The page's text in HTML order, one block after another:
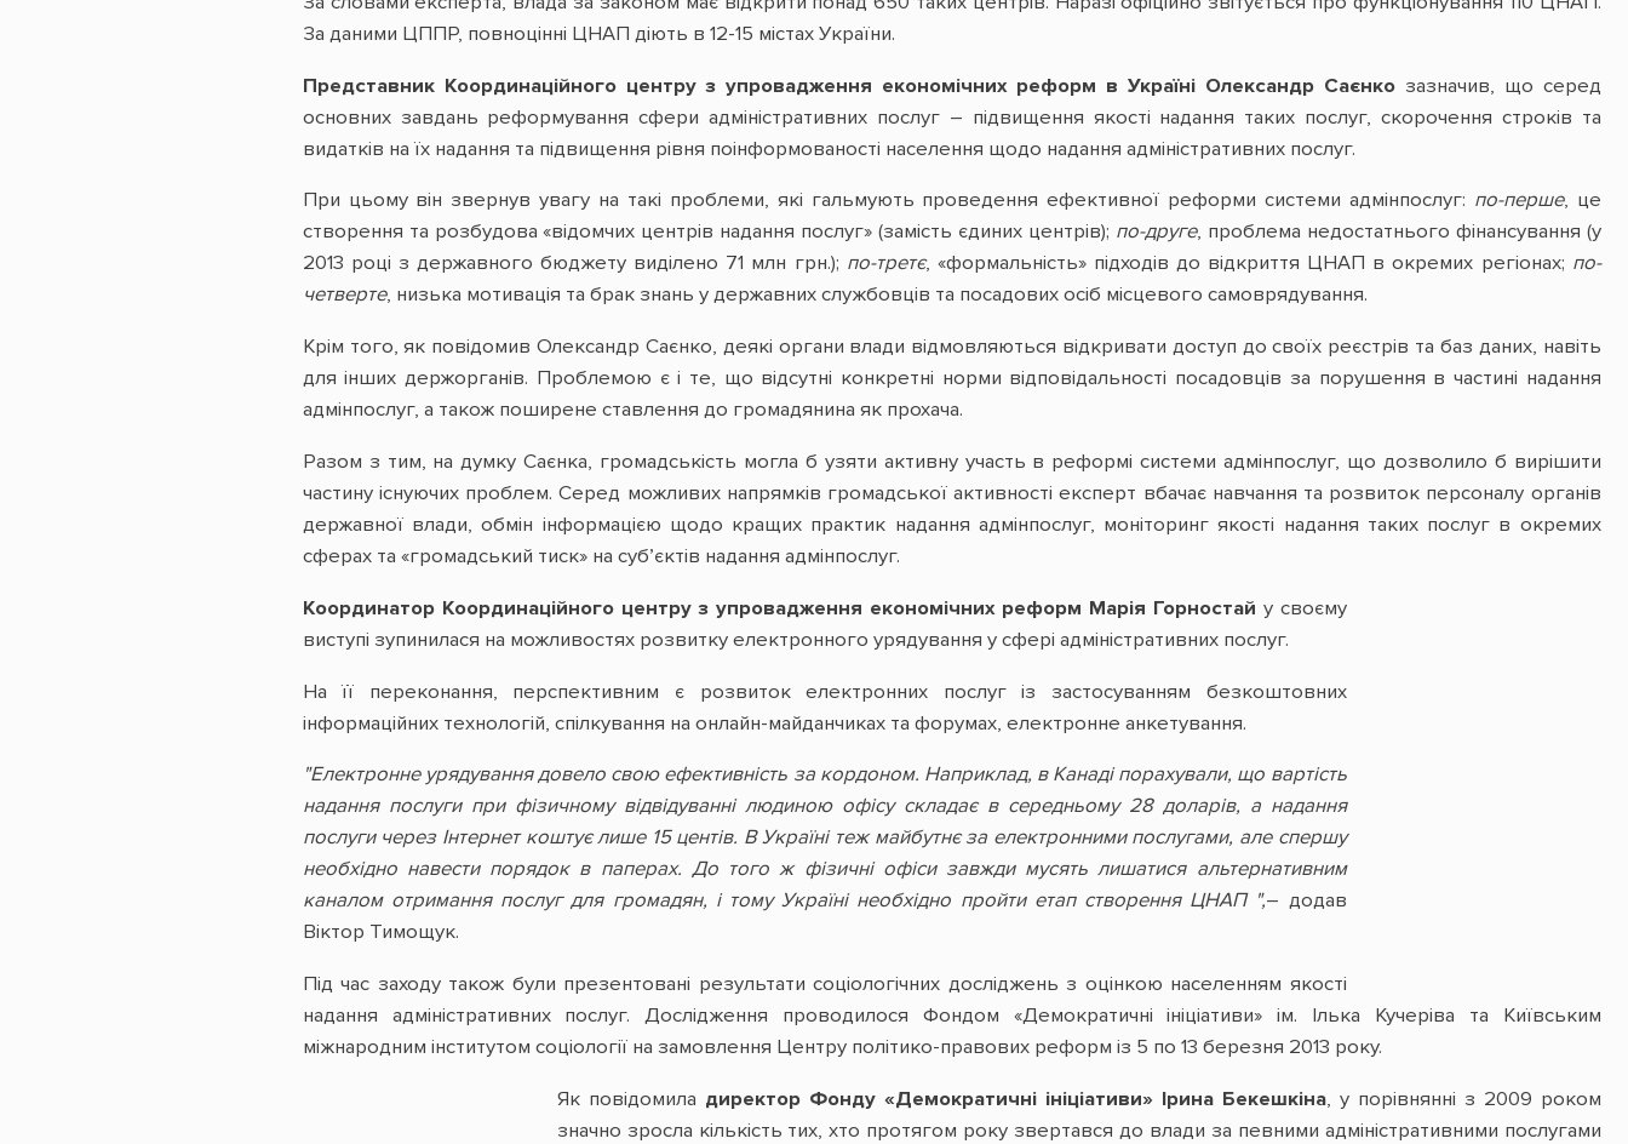
За даними ЦППР, повноцінні ЦНАП діють в 12-15 містах України.
Представник Координаційного центру з упровадження економічних реформ в Україні Олександр Саєнко зазначив, що серед
основних завдань реформування сфери адміністративних послуг – підвищення якості надання таких послуг, скорочення строків та
видатків на їх надання та підвищення рівня поінформованості населення щодо надання адміністративних послуг.
При цьому він звернув увагу на такі проблеми, які гальмують проведення ефективної реформи системи адмінпослуг: по-перше, це
створення та розбудова «відомчих центрів надання послуг» (замість єдиних центрів); по-друге, проблема недостатнього фінансування (у
2013 році з державного бюджету виділено 71 млн грн.); по-третє, «формальність» підходів до відкриття ЦНАП в окремих регіонах; по-
четверте, низька мотивація та брак знань у державних службовців та посадових осіб місцевого самоврядування.
Крім того, як повідомив Олександр Саєнко, деякі органи влади відмовляються відкривати доступ до своїх реєстрів та баз даних, навіть
для інших держорганів. Проблемою є і те, що відсутні конкретні норми відповідальності посадовців за порушення в частині надання
адмінпослуг, а також поширене ставлення до громадянина як прохача.
Разом з тим, на думку Саєнка, громадськість могла б узяти активну участь в реформі системи адмінпослуг, що дозволило б вирішити
частину існуючих проблем. Серед можливих напрямків громадської активності експерт вбачає навчання та розвиток персоналу органів
державної влади, обмін інформацією щодо кращих практик надання адмінпослуг, моніторинг якості надання таких послуг в окремих
сферах та «громадський тиск» на суб’єктів надання адмінпослуг.
Координатор Координаційного центру з упровадження економічних реформ Марія Горностай у своєму
виступі зупинилася на можливостях розвитку електронного урядування у сфері адміністративних послуг.
На її переконання, перспективним є розвиток електронних послуг із застосуванням безкоштовних
інформаційних технологій, спілкування на онлайн-майданчиках та форумах, електронне анкетування.
"Електронне урядування довело свою ефективність за кордоном. Наприклад, в Канаді порахували, що вартість
надання послуги при фізичному відвідуванні людиною офісу складає в середньому 28 доларів, а надання
послуги через Інтернет коштує лише 15 центів. В Україні теж майбутнє за електронними послугами, але спершу
необхідно навести порядок в паперах. До того ж фізичні офіси завжди мусять лишатися альтернативним
каналом отримання послуг для громадян, і тому Україні необхідно пройти етап створення ЦНАП ",– додав
Віктор Тимощук.
Під час заходу також були презентовані результати соціологічних досліджень з оцінкою населенням якості
надання адміністративних послуг. Дослідження проводилося Фондом «Демократичні ініціативи» ім. Ілька Кучеріва та Київським
міжнародним інститутом соціології на замовлення Центру політико-правових реформ із 5 по 13 березня 2013 року.
Як повідомила директор Фонду «Демократичні ініціативи» Ірина Бекешкіна, у порівнянні з 2009 роком
значно зросла кількість тих, хто протягом року звертався до влади за певними адміністративними послугами